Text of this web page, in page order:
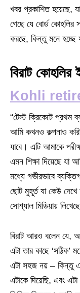
খবর প্রকাশিত হয়েছে,
গেছে যে বোর্ড কোহলির
করছে, কিন্তু মনে হচ্ছে
বিরাট কোহলির
Kohli
“টেস্ট ক্রিকেটে প্রথম
আমি কখনও কল্পনাও
যাবে। এটি আমাকে
এমন শিক্ষা দিয়েছে যা
মধ্যে গভীরভাবে
ছোট মুহূর্ত যা কেউ দেখে
সোশ্যাল মিডিয়ায়
বিরাট আরও বলেন যে,
এটা তার কাছে ‘সঠিক’
এটা সহজ নয় – কিন্তু
এটাকে দিয়েছি, এবং